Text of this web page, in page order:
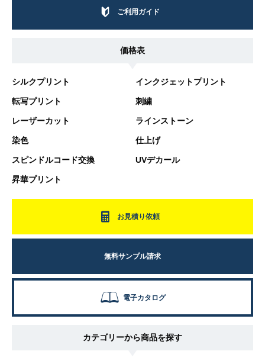
ご利用ガイド
価格表
シルクプリント インクジェットプリント
転写プリント 刺繍
レーザーカット ラインストーン
染色 仕上げ
スピンドルコード交換 UVデカール
昇華プリント
お見積り依頼
無料サンプル請求
電子カタログ
カテゴリーから商品を探す